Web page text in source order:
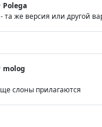
Polega
та же версия или другой
molog
слоны прилагаются